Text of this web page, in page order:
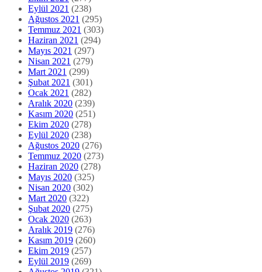
Eylül 2021 (238)
Ağustos 2021 (295)
Temmuz 2021 (303)
Haziran 2021 (294)
Mayıs 2021 (297)
Nisan 2021 (279)
Mart 2021 (299)
Şubat 2021 (301)
Ocak 2021 (282)
Aralık 2020 (239)
Kasım 2020 (251)
Ekim 2020 (278)
Eylül 2020 (238)
Ağustos 2020 (276)
Temmuz 2020 (273)
Haziran 2020 (278)
Mayıs 2020 (325)
Nisan 2020 (302)
Mart 2020 (322)
Şubat 2020 (275)
Ocak 2020 (263)
Aralık 2019 (276)
Kasım 2019 (260)
Ekim 2019 (257)
Eylül 2019 (269)